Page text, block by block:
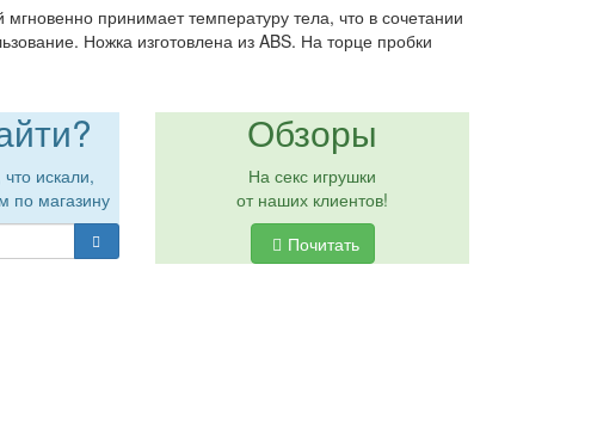
принимает температуру тела, что в сочетании
Ножка изготовлена из ABS. На торце пробки
искали,
по магазину
Обзоры
На секс игрушки
от наших клиентов!
Почитать